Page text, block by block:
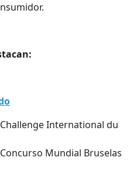
International du
Mundial Bruselas